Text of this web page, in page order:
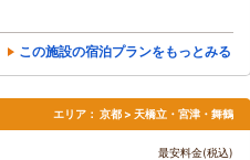
この施設の宿泊プランをもっとみる
エリア： 京都 > 天橋立・宮津・舞鶴
最安料金(税込)